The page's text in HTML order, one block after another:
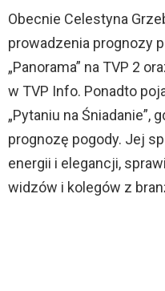
Obecnie Celestyna
prowadzenia prognozy
„Panorama” na TVP 2
w TVP Info. Ponadto
„Pytaniu na Śniadanie”,
prognozę pogody. Jej
energii i elegancji,
widzów i kolegów z